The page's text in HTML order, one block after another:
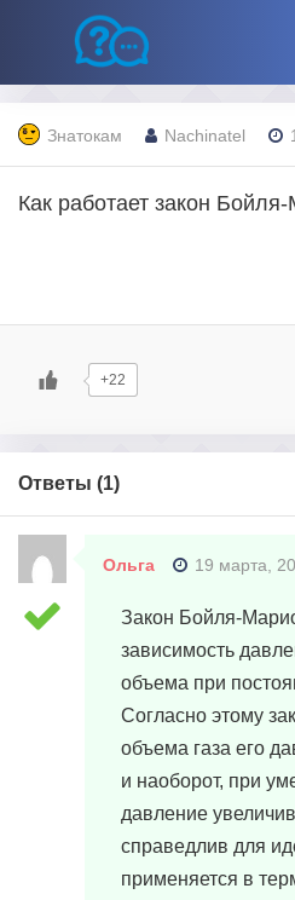
Знатокам Nachinatel
Как работает закон
+22
Ответы (1)
Ольга 19 марта,
Закон Бойля-
зависимость
объема при
Согласно этому
объема газа его
и наоборот, при
давление
справедлив для
применяется в